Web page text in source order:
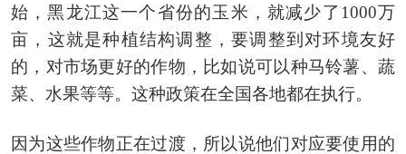
始，黑龙江这一个省份的玉米，就减少了1000万
亩，这就是种植结构调整，要调整到对环境友好
的，对市场更好的作物，比如说可以种马铃薯、蔬
菜、水果等等。这种政策在全国各地都在执行。
因为这些作物正在过渡，所以说他们对应要使用的